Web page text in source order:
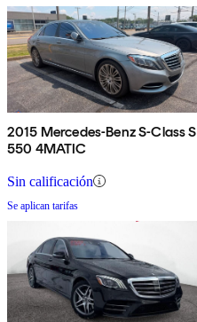
2015 Mercedes-Benz S-Class S
550 4MATIC
Sin calificación
Se aplican tarifas